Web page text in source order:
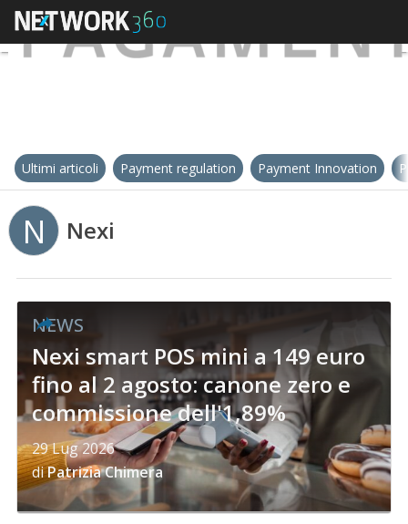
Ultimi articoli Payment regulation Payment Innovation
N Nexi
NEWS
Nexi smart POS mini a 149 euro
fino al 2 agosto: canone zero e
commissione dell'1,89%
29 Lug 2026
diPatrizia Chimera